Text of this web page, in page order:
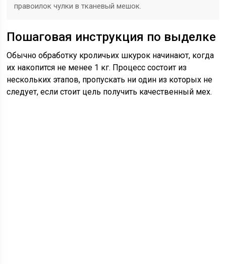
правоилок чулки в тканевый мешок.
Пошаговая инструкция по выделке
Обычно обработку кроличьих шкурок начинают, когда
их накопится не менее 1 кг. Процесс состоит из
нескольких этапов, пропускать ни один из которых не
следует, если стоит цель получить качественный мех.